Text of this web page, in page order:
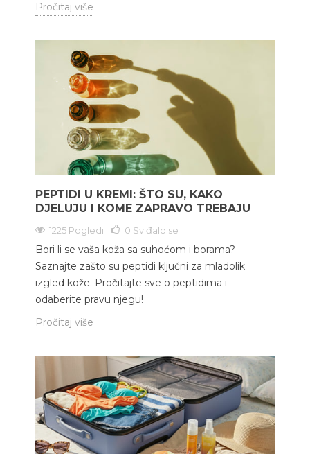
Pročitaj više
PEPTIDI U KREMI: ŠTO SU, KAKO
DJELUJU I KOME ZAPRAVO TREBAJU
1225 Pogledi 0 Sviđalo se
Bori li se vaša koža sa suhoćom i borama?
Saznajte zašto su peptidi ključni za mladolik
izgled kože. Pročitajte sve o peptidima i
odaberite pravu njegu!
Pročitaj više